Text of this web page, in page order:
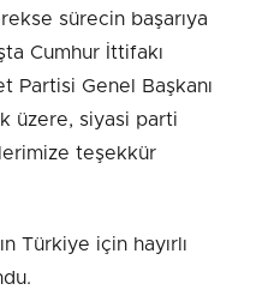
sürecin başarıya
Cumhur İttifakı
Partisi Genel Başkanı
üzere, siyasi parti
teşekkür
Türkiye için hayırlı